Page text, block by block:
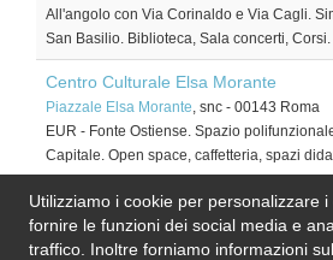
All'angolo con Via Corinaldo e Via Cagli.
San Basilio. Biblioteca, Sala concerti, Corsi.
Centro Culturale Elsa Morante
Piazzale Elsa Morante, snc - 00143 Roma
EUR - Fonte Ostiense. Spazio
Capitale. Open space, caffetteria, spazi
La Civetta sul Comò
Via Cereate, 8-00183 Roma
Associazione-ludoteca dove giocare da
Utilizziamo i cookie per personalizzare
fornire le funzioni dei social media e
traffico. Inoltre forniamo informazioni